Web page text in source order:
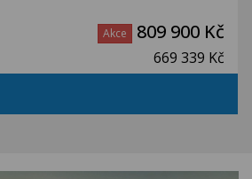
Akce 809 900 Kč
669 339 Kč